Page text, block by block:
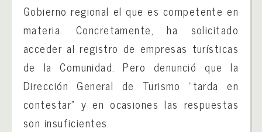
Gobierno regional el que es competente en
materia. Concretamente, ha solicitado
acceder al registro de empresas turísticas
de la Comunidad. Pero denunció que la
Dirección General de Turismo “tarda en
contestar” y en ocasiones las respuestas
son insuficientes.